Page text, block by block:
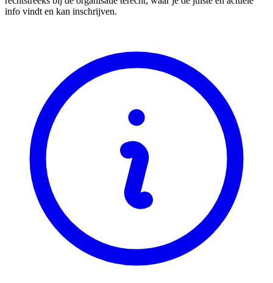
info vindt en kan inschrijven.